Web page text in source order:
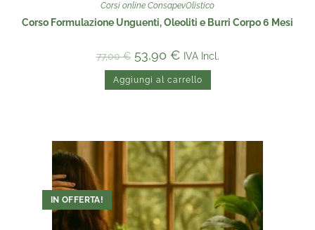
Corsi online ConsapevOlistico
Corso Formulazione Unguenti, Oleoliti e Burri Corpo 6 Mesi
77,00€ 53,90 € IVA Incl.
Aggiungi al carrello
IN OFFERTA!